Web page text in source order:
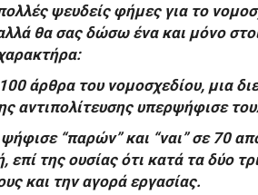
ψευδείς φήμες για το
θα σας δώσω ένα και μόνο
άρθρα του νομοσχεδίου, μια
αντιπολίτευσης υπερψήφισε
“παρών” και “ναι” σε 70
επί της ουσίας ότι κατά τα δύο
και την αγορά εργασίας.